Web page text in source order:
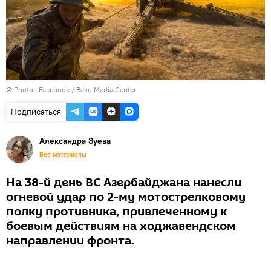
© Photo : Facebook / Baku Media Center
Подписаться
Александра Зуева
Все материалы
На 38-й день ВС Азербайджана нанесли
огневой удар по 2-му мотострелковому
полку противника, привлеченному к
боевым действиям на ходжавендском
направлении фронта.